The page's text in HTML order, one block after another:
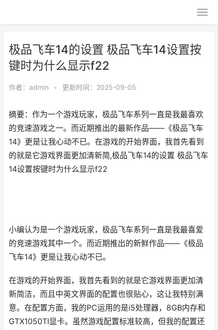
极品飞车14的设置 极品飞车14设置按
键时为什么显示f22
作者： admin • 更新时间：2025-09-05
摘要：作为一个游戏玩家，极品飞车系列一直是我最喜欢
的竞速游戏之一。而近期推出的最新作品——《极品飞车
14》更是让我心动不已。在游戏的开始界面，我首先看到
的就是它游戏界面更加清新简,极品飞车14的设置 极品飞车
14设置按键时为什么显示f22
小编认为是一个游戏玩家，极品飞车系列一直是我最喜爱
的竞速游戏其中一个。而近期推出的新鲜作品——《极品
飞车14》更是让我心动不已。
在游戏的开始界面，我首先看到的就是它游戏界面更加清
新简洁，而且中英文界面的配置也很贴心，这让我特别满
意。在配置方面，我的PC运用的是i5处理器，8GB内存和
GTX1050TI显卡。虽然游戏配置标准较高，但我的配置还